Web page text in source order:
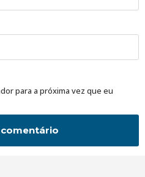
para a próxima vez que eu